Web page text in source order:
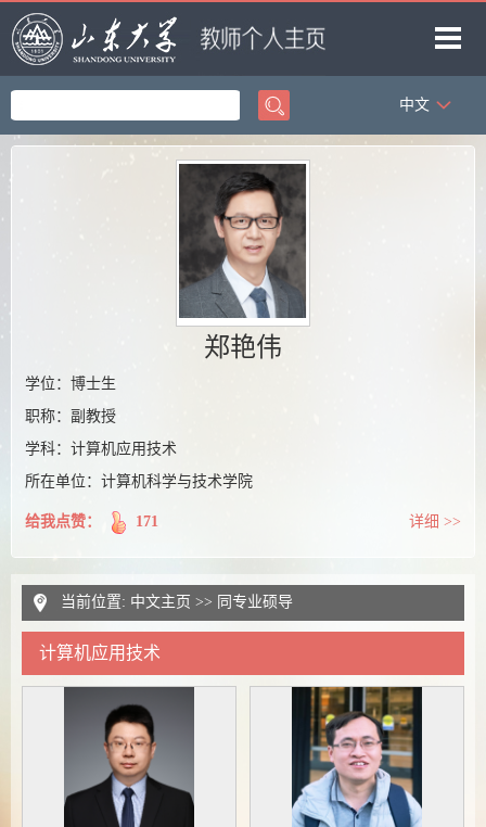
首页
中文
郑艳伟
学位：博士生
职称：副教授
学科：计算机应用技术
所在单位：计算机科学与技术学院
给我点赞： 171 详细 >>
当前位置: 中文主页 >> 同专业硕导
计算机应用技术